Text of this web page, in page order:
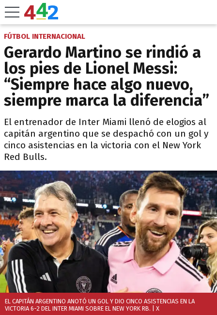
FÚTBOL INTERNACIONAL
Gerardo Martino se rindió a
los pies de Lionel Messi:
“Siempre hace algo nuevo,
siempre marca la diferencia”
El entrenador de Inter Miami llenó de elogios al
capitán argentino que se despachó con un gol y
cinco asistencias en la victoria con el New York
Red Bulls.
EL CAPITÁN ARGENTINO ANOTÓ UN GOL Y DIO CINCO ASISTENCIAS EN LA
VICTORIA 6-2 DEL INTER MIAMI SOBRE EL NEW YORK RB.
| X